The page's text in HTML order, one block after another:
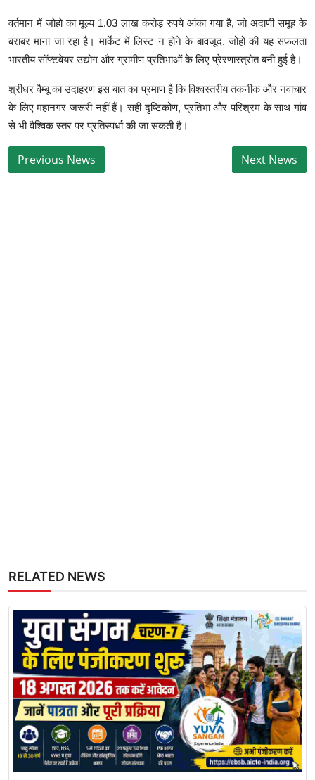
वर्तमान में जोहो का मूल्य 1.03 लाख करोड़ रुपये आंका गया है, जो अदाणी समूह के
बराबर माना जा रहा है। मार्केट में लिस्ट न होने के बावजूद, जोहो की यह सफलता
भारतीय सॉफ्टवेयर उद्योग और ग्रामीण प्रतिभाओं के लिए प्रेरणास्त्रोत बनी हुई है।
श्रीधर वैम्बू का उदाहरण इस बात का प्रमाण है कि विश्वस्तरीय तकनीक और नवाचार
के लिए महानगर जरूरी नहीं हैं। सही दृष्टिकोण, प्रतिभा और परिश्रम के साथ गांव
से भी वैश्विक स्तर पर प्रतिस्पर्धा की जा सकती है।
RELATED NEWS